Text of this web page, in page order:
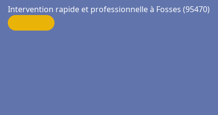
Intervention rapide et professionnelle à Fosses (95470)